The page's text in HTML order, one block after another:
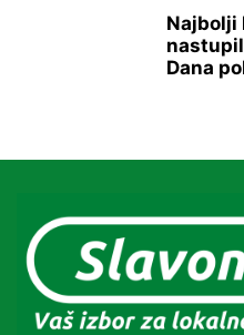
Najbolji
Dana